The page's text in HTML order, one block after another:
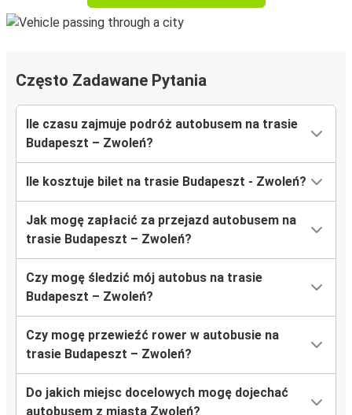
Często Zadawane Pytania
Ile czasu zajmuje podróż autobusem na trasie
Budapeszt – Zwoleń?
Ile kosztuje bilet na trasie Budapeszt - Zwoleń?
Jak mogę zapłacić za przejazd autobusem na
trasie Budapeszt – Zwoleń?
Czy mogę śledzić mój autobus na trasie
Budapeszt – Zwoleń?
Czy mogę przewieźć rower w autobusie na
trasie Budapeszt – Zwoleń?
Do jakich miejsc docelowych mogę dojechać
autobusem z miasta Zwoleń?